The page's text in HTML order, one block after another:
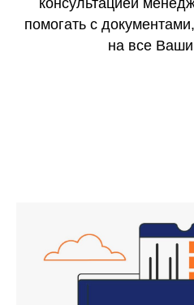
консультацией
помогать с
на все